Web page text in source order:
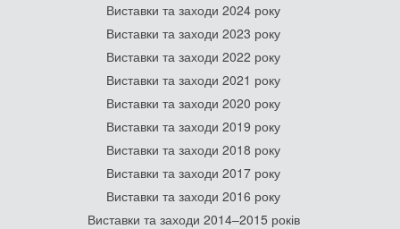
Виставки та заходи 2024 року
Виставки та заходи 2023 року
Виставки та заходи 2022 року
Виставки та заходи 2021 року
Виставки та заходи 2020 року
Виставки та заходи 2019 року
Виставки та заходи 2018 року
Виставки та заходи 2017 року
Виставки та заходи 2016 року
Виставки та заходи 2014–2015 років